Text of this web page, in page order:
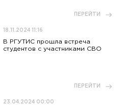
ПЕРЕЙТИ
18.11.2024 11:16
В РГУТИС прошла встреча
студентов с участниками СВО
ПЕРЕЙТИ
23.04.2024 00:00